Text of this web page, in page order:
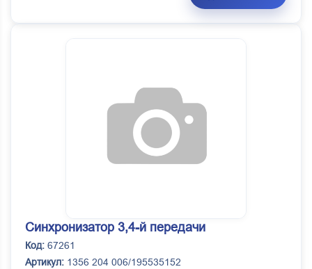
Синхронизатор 3,4-й передачи
Код: 67261
Артикул: 1356 204 006/195535152